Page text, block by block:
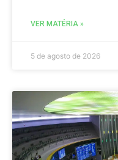
VER MATÉRIA »
5 de agosto de 2026